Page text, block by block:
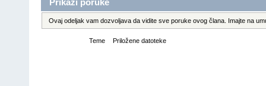
Ovaj odeljak vam dozvoljava da vidite sve poruke ovog člana. Imajte na
Teme Priložene datoteke